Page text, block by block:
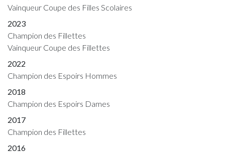
Vainqueur Coupe des Filles Scolaires
2023
Champion des Fillettes
Vainqueur Coupe des Fillettes
2022
Champion des Espoirs Hommes
2018
Champion des Espoirs Dames
2017
Champion des Fillettes
2016